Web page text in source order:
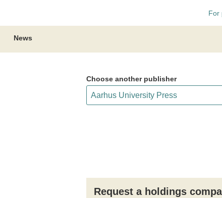
For
News
Choose another publisher
Request a holdings